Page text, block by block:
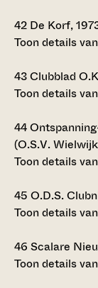
42 De Korf,
Toon details
43Clubblad
Toon details
44
(O.S.V.
Toon details
45 O.D.S.
Toon details
46 Scalare
Toon details